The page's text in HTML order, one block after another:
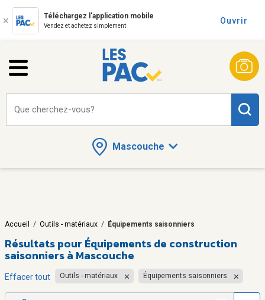
Téléchargez l'application mobile
Vendez et achetez simplement
Ouvrir
Mascouche
Que cherchez-vous?
Accueil / Outils - matériaux / Équipements saisonniers
Résultats pour Équipements de construction
saisonniers à Mascouche
Effacer tout Outils - matériaux Équipements saisonniers